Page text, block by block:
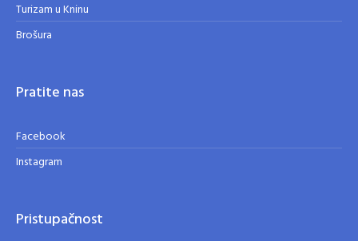
Turizam u Kninu
Brošura
Pratite nas
Facebook
Instagram
Pristupačnost